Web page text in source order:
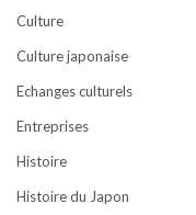
Culture
Culture japonaise
Echanges culturels
Entreprises
Histoire
Histoire du Japon